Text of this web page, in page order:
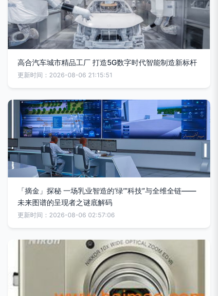
高合汽车城市精品工厂 打造5G数字时代智能制造新标杆
更新时间：2026-08-06 21:15:51
「摘金」探秘 一场乳业智造的‘绿’”科技”与全维全链——
未来图谱的呈现者之谜底解码
更新时间：2026-08-06 02:57:06